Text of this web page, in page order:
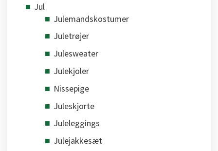
Jul
Julemandskostumer
Juletrøjer
Julesweater
Julekjoler
Nissepige
Juleskjorte
Juleleggings
Julejakkesæt